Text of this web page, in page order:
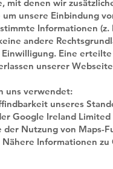
mit denen wir
unsere Einbindung
Informationen (z.
andere
Eine
unserer
uns verwendet:
unseres
Google Ireland
Nutzung von Maps-
Informationen zu